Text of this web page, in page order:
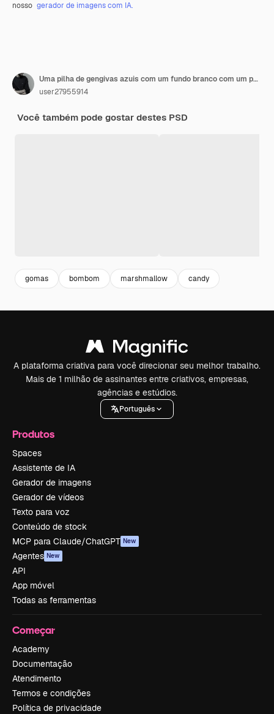
nosso gerador de imagens com IA.
Uma pilha de gengivas azuis com um fundo branco com um padrão xadrez
user27955914
Você também pode gostar destes PSD
gomas bombom marshmallow candy
A plataforma criativa para você direcionar seu melhor trabalho.
Mais de 1 milhão de assinantes entre criativos, empresas,
agências e estúdios.
Português
Produtos
Spaces
Assistente de IA
Gerador de imagens
Gerador de vídeos
Texto para voz
Conteúdo de stock
MCP para Claude/ChatGPT New
Agentes New
API
App móvel
Todas as ferramentas
Começar
Academy
Documentação
Atendimento
Termos e condições
Política de privacidade